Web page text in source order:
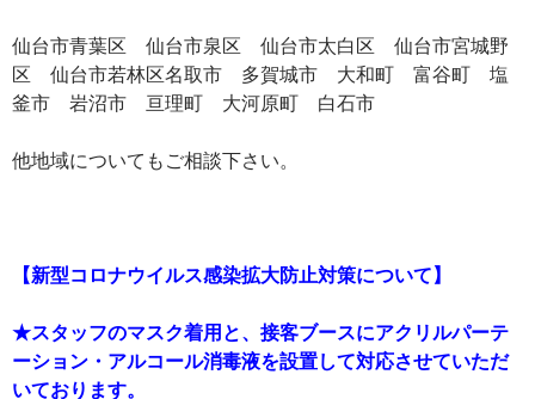
仙台市青葉区 仙台市泉区 仙台市太白区 仙台市宮城野
区 仙台市若林区名取市 多賀城市 大和町 富谷町 塩
釜市 岩沼市 亘理町 大河原町 白石市
他地域についてもご相談下さい。
【新型コロナウイルス感染拡大防止対策について】
★スタッフのマスク着用と、接客ブースにアクリルパーテ
ーション・アルコール消毒液を設置して対応させていただ
いております。